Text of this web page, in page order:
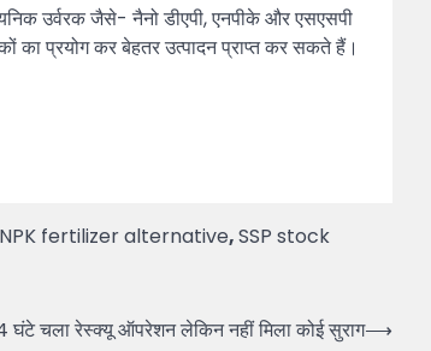
उर्वरक जैसे- नैनो डीएपी, एनपीके और एसएसपी
का प्रयोग कर बेहतर उत्पादन प्राप्त कर सकते हैं।
NPK fertilizer alternative,SSP stock
चला रेस्क्यू ऑपरेशन लेकिन नहीं मिला कोई सुराग⟶